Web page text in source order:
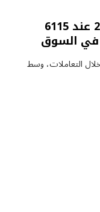
أسعار الذهب في مصر.. عيار 21 عند 6115
في السوق
التعاملات، وسط